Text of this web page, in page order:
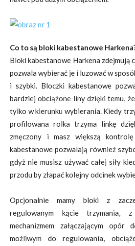
Co to są bloki kabestanowe
Bloki kabestanowe Harkena zdejmują
pozwala wybierać je i luzować w
i szybki. Bloczki kabestanowe
bardziej obciążone liny dzięki temu,
tylko w kierunku wybierania. Kiedy
profilowana rolka trzyma linkę
zmęczony i masz większą
kabestanowe pozwalają również
gdyż nie musisz używać całej siły
przodu by złapać kolejny odcinek
Opcjonalnie mamy bloki z
regulowanym kącie trzymania,
mechanizmem załączającym opór
możliwym do regulowania,